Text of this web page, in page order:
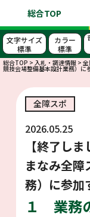
総合TOP
文字サイズ
標準
カラー
標準
総合TOP > 入札・調達情報 > 全
競技会場整備基本設計業務）に
全障スポ
2026.05.25
【終了し
まなみ全
務）に参加
１ 業務